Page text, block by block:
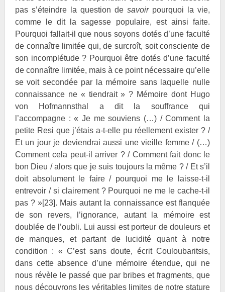
pas s’éteindre la question de savoirpourquoi la vie,
comme le dit la sagesse populaire, est ainsi faite.
Pourquoi fallait-il que nous soyons dotés d’une faculté
de connaître limitée qui, de surcroît, soit consciente de
son incomplétude ? Pourquoi être dotés d’une faculté
de connaître limitée, mais à ce point nécessaire qu’elle
se voit secondée par la mémoire sans laquelle nulle
connaissance ne « tiendrait » ? Mémoire dont Hugo
von Hofmannsthal a dit la souffrance qui
l’accompagne : « Je me souviens (…) / Comment la
petite Resi que j’étais a-t-elle pu réellement exister ? /
Et un jour je deviendrai aussi une vieille femme / (…)
Comment cela peut-il arriver ? / Comment fait donc le
bon Dieu / alors que je suis toujours la même ? / Et s’il
doit absolument le faire / pourquoi me le laisse-t-il
entrevoir / si clairement ? Pourquoi ne me le cache-t-il
pas ? »[23]. Mais autant la connaissance est flanquée
de son revers, l’ignorance, autant la mémoire est
doublée de l’oubli. Lui aussi est porteur de douleurs et
de manques, et partant de lucidité quant à notre
condition : « C’est sans doute, écrit Couloubaritsis,
dans cette absence d’une mémoire étendue, qui ne
nous révèle le passé que par bribes et fragments, que
nous découvrons les véritables limites de notre stature